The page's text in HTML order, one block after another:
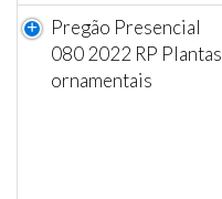
Pregão Presencial
080 2022 RP Plantas
ornamentais